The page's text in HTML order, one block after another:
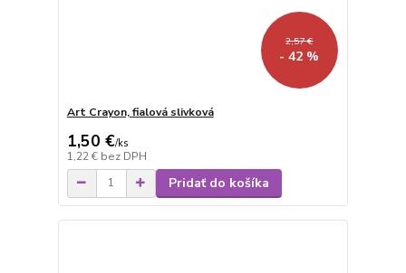
2,57 €
- 42 %
Art Crayon, fialová slivková
1,50 €/ks
1,22 € bez DPH
Pridať do košíka